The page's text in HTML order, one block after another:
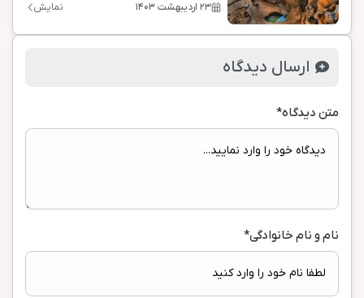
۲۳ اردیبهشت ۱۴۰۳ نمایش
ارسال دیدگاه
متن دیدگاه*
نام و نام خانوادگی*